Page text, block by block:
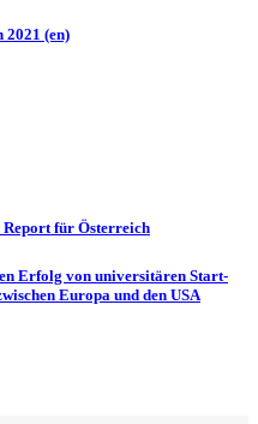
2021 (en)
für Österreich
Erfolg von universitären Start-
Europa und den USA